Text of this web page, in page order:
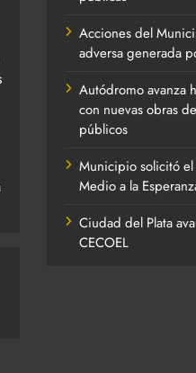
Acciones del
adversa generada
Autódromo avanza
con nuevas obras
públicos
Municipio solicitó
Medio a la
Ciudad del Plata
CECOEL